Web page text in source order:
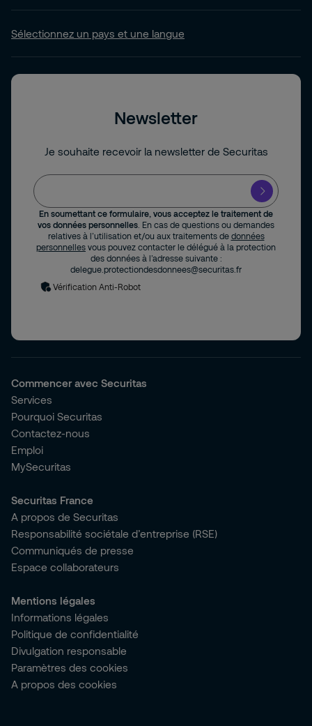
Sélectionnez un pays et une langue
Newsletter
Je souhaite recevoir la newsletter de Securitas
En soumettant ce formulaire, vous acceptez le traitement de
vos données personnelles . En cas de questions ou demandes
relatives à l’utilisation et/ou aux traitements de données
personnelles vous pouvez contacter le délégué à la protection
des données à l’adresse suivante :
delegue.protectiondesdonnees@securitas.fr
Vérification Anti-Robot
Commencer avec Securitas
Services
Pourquoi Securitas
Contactez-nous
Emploi
MySecuritas
Securitas France
A propos de Securitas
Responsabilité sociétale d’entreprise (RSE)
Communiqués de presse
Espace collaborateurs
Mentions légales
Informations légales
Politique de confidentialité
Divulgation responsable
Paramètres des cookies
A propos des cookies